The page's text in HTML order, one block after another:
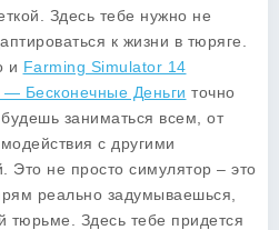
Здесь тебе нужно не
к жизни в тюряге.
и Farming Simulator 14
Бесконечные Деньги точно
заниматься всем, от
с другими
Это не просто симулятор – это
реально задумываешься,
тюрьме. Здесь тебе придется